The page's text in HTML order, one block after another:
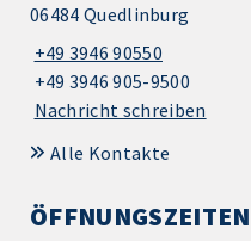
06484 Quedlinburg
+49 3946 90550
+49 3946 905-9500
Nachricht schreiben
Alle Kontakte
ÖFFNUNGSZEITEN